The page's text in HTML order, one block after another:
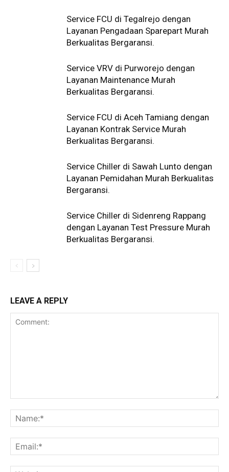
Service FCU di Tegalrejo dengan
Layanan Pengadaan Sparepart Murah
Berkualitas Bergaransi.
Service VRV di Purworejo dengan
Layanan Maintenance Murah
Berkualitas Bergaransi.
Service FCU di Aceh Tamiang dengan
Layanan Kontrak Service Murah
Berkualitas Bergaransi.
Service Chiller di Sawah Lunto dengan
Layanan Pemidahan Murah Berkualitas
Bergaransi.
Service Chiller di Sidenreng Rappang
dengan Layanan Test Pressure Murah
Berkualitas Bergaransi.
LEAVE A REPLY